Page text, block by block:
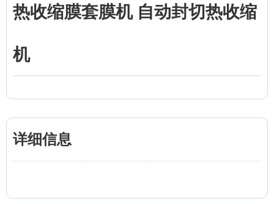
热收缩膜套膜机 自动封切热收缩
机
详细信息